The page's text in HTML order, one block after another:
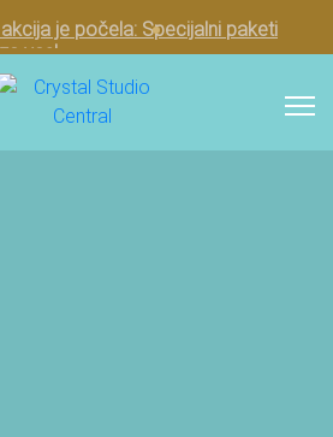
je počela: Specijalni paketi
vas!